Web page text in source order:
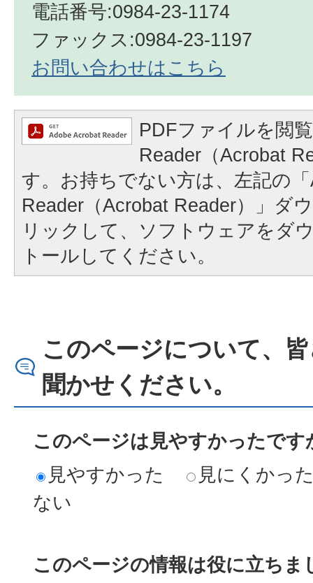
電話番号:0984-23-1174
ファックス:0984-23-1197
お問い合わせはこちら
PDFファイルを閲
Reader（Acrobat
す。お持ちでない方は、左記の
Reader（Acrobat Reader）」ダ
リックして、ソフトウェアをダ
トールしてください。
このページについて、
聞かせください。
このページは見やすかったです
見やすかった
見にくかっ
ない
このページの情報は役に立ちま